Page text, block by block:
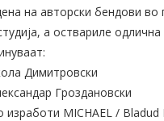
на авторски бендови
а оствариле
Димитровски
Гроздановски
изработи MICHAEL / Bladud